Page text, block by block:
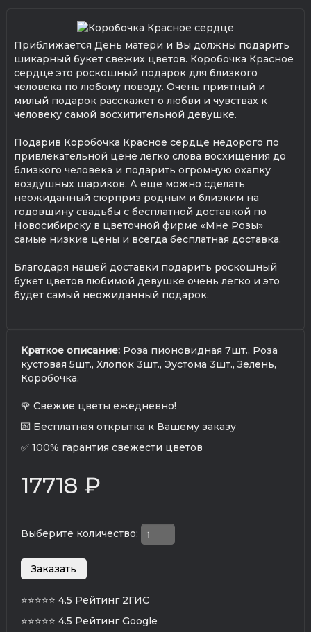
Приближается День матери и Вы должны подарить
шикарный букет свежих цветов. Коробочка Красное
сердце это роскошный подарок для близкого
человека по любому поводу. Очень приятный и
милый подарок расскажет о любви и чувствах к
человеку самой восхитительной девушке.
Подарив Коробочка Красное сердце недорого по
привлекательной цене легко слова восхищения до
близкого человека и подарить огромную охапку
воздушных шариков. А еще можно сделать
неожиданный сюрприз родным и близким на
годовщину свадьбы с бесплатной доставкой по
Новосибирску в цветочной фирме «Мне Розы»
самые низкие цены и всегда бесплатная доставка.
Благодаря нашей доставки подарить роскошный
букет цветов любимой девушке очень легко и это
будет самый неожиданный подарок.
Краткое описание: Роза пионовидная 7шт., Роза
кустовая 5шт., Хлопок 3шт., Эустома 3шт., Зелень,
Коробочка.
🌹 Свежие цветы ежедневно!
💌 Бесплатная открытка к Вашему заказу
✅ 100% гарантия свежести цветов
17718 ₽
Выберите количество:
⭐⭐⭐⭐⭐ 4.5 Рейтинг 2ГИС
⭐⭐⭐⭐⭐ 4.5 Рейтинг Google